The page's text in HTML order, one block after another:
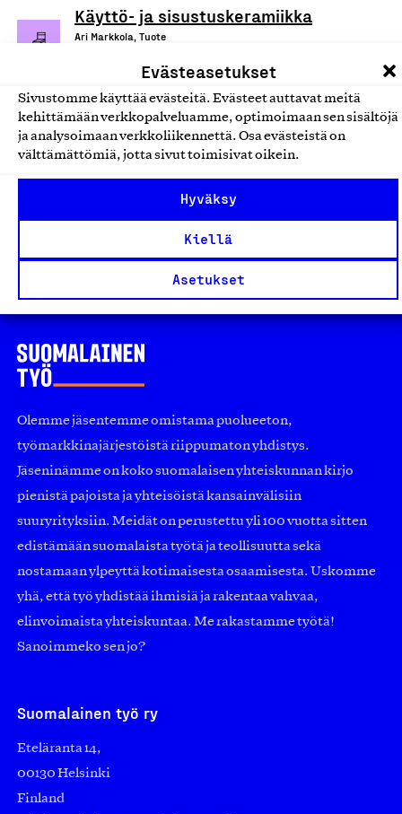
Evästeasetukset
Sivustomme käyttää evästeitä. Evästeet auttavat meitä
kehittämään verkkopalveluamme, optimoimaan sen sisältöjä
ja analysoimaan verkkoliikennettä. Osa evästeistä on
välttämättömiä, jotta sivut toimisivat oikein.
Hyväksy
Kiellä
Asetukset
Käyttö- ja sisustuskeramiikka
Ari Markkola, Tuote
Muut koti- ja sisustustuotteet
Betonityöt: betoniset vadit,
Tulilehdet, Askellehdet ja
Tammen tupa Oy, Tuote
Muut koti- ja sisustustuotteet
Olemme jäsentemme omistama puolueeton,
työmarkkinajärjestöistä riippumaton yhdistys.
Jäseninämme on koko suomalaisen yhteiskunnan kirjo
pienistä pajoista ja yhteisöistä kansainvälisiin
suuryrityksiin. Meidät on perustettu yli 100 vuotta sitten
edistämään suomalaista työtä ja teollisuutta sekä
nostamaan ylpeyttä kotimaisesta osaamisesta. Uskomme
yhä, että työ yhdistää ihmisiä ja rakentaa vahvaa,
elinvoimaista yhteiskuntaa. Me rakastamme työtä!
Sanoimmeko sen jo?
Suomalainen työ ry
Eteläranta 14,
00130 Helsinki
Finland